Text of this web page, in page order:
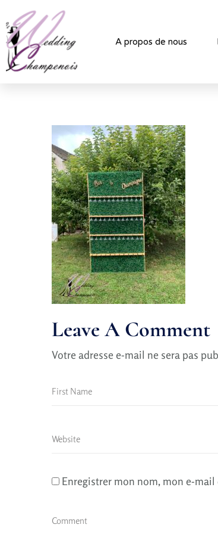
A propos de nous
Leave A Comment
Votre adresse e-mail ne sera pas
Enregistrer mon nom, mon e-